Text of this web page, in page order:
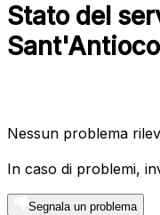
Stato del
Nessun problema
In caso di problemi,
Segnala un problema